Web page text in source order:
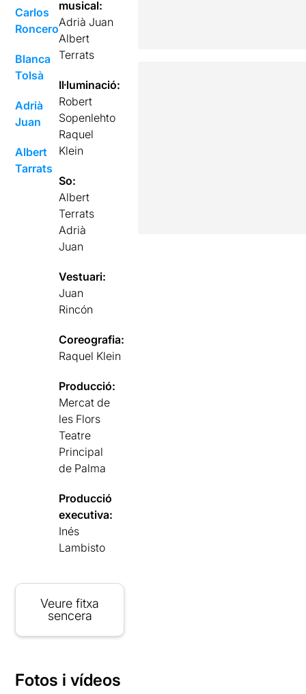
Carlos
Roncero
Blanca
Tolsà
Adrià
Juan
Albert
Tarrats
musical:
Adrià Juan
Albert
Terrats
Il·luminació:
Robert
Sopenlehto
Raquel
Klein
So:
Albert
Terrats
Adrià
Juan
Vestuari:
Juan
Rincón
Coreografia:
Raquel Klein
Producció:
Mercat de
les Flors
Teatre
Principal
de Palma
Producció
executiva:
Inés
Lambisto
Veure fitxa
sencera
Fotos i vídeos